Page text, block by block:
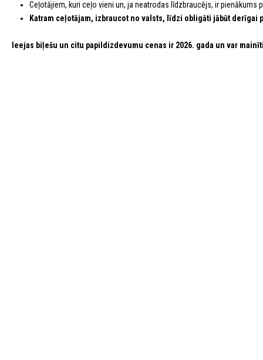
Ceļotājiem, kuri ceļo vieni un, ja neatrodas līdzbraucējs, ir pienākums
Katram ceļotājam, izbraucot no valsts, līdzi obligāti jābūt derīgai
Ieejas biļešu un citu papildizdevumu cenas ir 2026. gada un var